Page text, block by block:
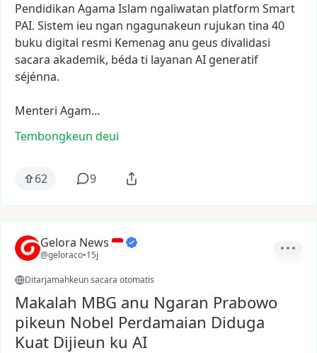
Pendidikan Agama Islam ngaliwatan platform Smart
PAI. Sistem ieu ngan ngagunakeun rujukan tina 40
buku digital resmi Kemenag anu geus divalidasi
sacara akademik, béda ti layanan AI generatif
séjénna.
Menteri Agam…
Tembongkeun deui
62 9
Gelora News
@geloraco•15j
Ditarjamahkeun sacara otomatis
Makalah MBG anu Ngaran Prabowo
pikeun Nobel Perdamaian Diduga
Kuat Dijieun ku AI